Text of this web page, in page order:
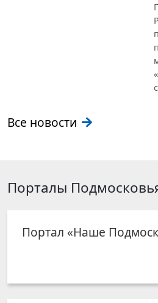
Все новости
Порталы
Портал «Наше